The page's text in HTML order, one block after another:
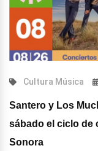
Cultura Música
Santero y Los
sábado el ciclo de
Sonora